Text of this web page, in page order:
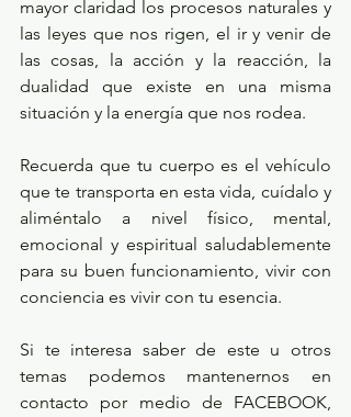
mayor claridad los procesos naturales y
las leyes que nos rigen, el ir y venir de
las cosas, la acción y la reacción, la
dualidad que existe en una misma
situación y la energía que nos rodea.
Recuerda que tu cuerpo es el vehículo
que te transporta en esta vida, cuídalo y
aliméntalo a nivel físico, mental,
emocional y espiritual saludablemente
para su buen funcionamiento, vivir con
conciencia es vivir con tu esencia.
Si te interesa saber de este u otros
temas podemos mantenernos en
contacto por medio de FACEBOOK,